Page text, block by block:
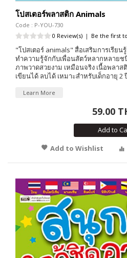
โปสเตอร์พลาสติก Animals
Code : P-YOU-730
0 Review(s) | Be the first
"โปสเตอร์ animals" สื่อเสริมการเรียน
ทำความรู้จักกับเพื่อนสัตว์หลากหลาย
ภาพวาดสวยงาม เหมือนจริง เนื้อพลา
เขียนได้ ลบได้ เหมาะสำหรับเด็กอายุ 2
Learn More
59.00
Add to
Add to Wishlist